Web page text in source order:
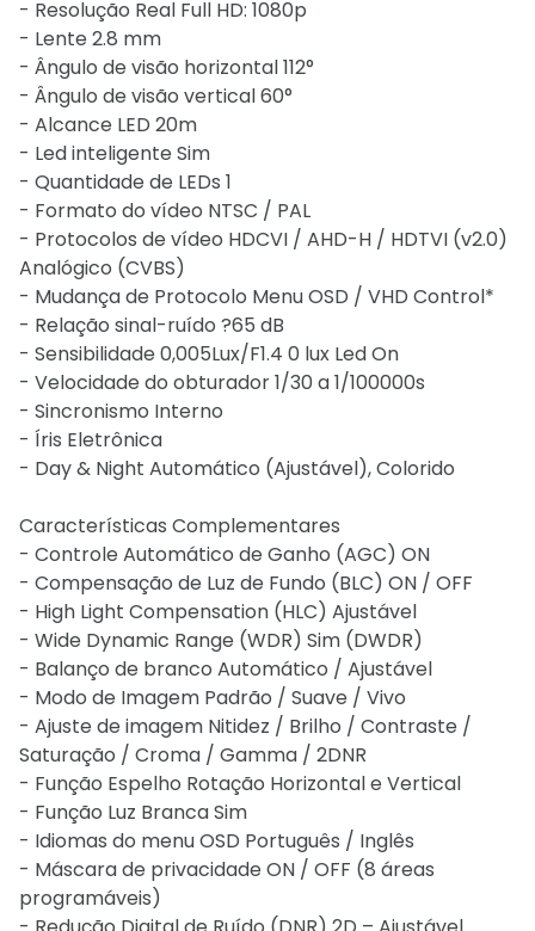
- Resolução Real Full HD: 1080p
- Lente 2.8 mm
- Ângulo de visão horizontal 112°
- Ângulo de visão vertical 60°
- Alcance LED 20m
- Led inteligente Sim
- Quantidade de LEDs 1
- Formato do vídeo NTSC / PAL
- Protocolos de vídeo HDCVI / AHD-H / HDTVI (v2.0)
Analógico (CVBS)
- Mudança de Protocolo Menu OSD / VHD Control*
- Relação sinal-ruído ?65 dB
- Sensibilidade 0,005Lux/F1.4 0 lux Led On
- Velocidade do obturador 1/30 a 1/100000s
- Sincronismo Interno
- Íris Eletrônica
- Day & Night Automático (Ajustável), Colorido
Características Complementares
- Controle Automático de Ganho (AGC) ON
- Compensação de Luz de Fundo (BLC) ON / OFF
- High Light Compensation (HLC) Ajustável
- Wide Dynamic Range (WDR) Sim (DWDR)
- Balanço de branco Automático / Ajustável
- Modo de Imagem Padrão / Suave / Vivo
- Ajuste de imagem Nitidez / Brilho / Contraste /
Saturação / Croma / Gamma / 2DNR
- Função Espelho Rotação Horizontal e Vertical
- Função Luz Branca Sim
- Idiomas do menu OSD Português / Inglês
- Máscara de privacidade ON / OFF (8 áreas
programáveis)